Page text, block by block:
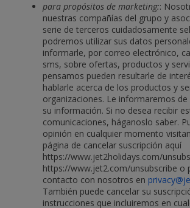
para propósitos de marketing::
nuestras compañías del grupo y
serie de terceros cuidadosamente
podremos utilizar sus datos
informarle, por correo electrónico,
sms, sobre ofertas, productos y
pensamos pueden resultarle de
hablarle acerca de los productos y
organizaciones. Le informaremos
su información. Si no desea recibir
comunicaciones, háganoslo saber.
opinión en cualquier momento
página de cancelar suscripción aquí
https://www.jet2holidays.com/
https://www.jet2.com/unsubscribe o
contacto con nosotros en
También puede cancelar su
instrucciones que incluiremos en